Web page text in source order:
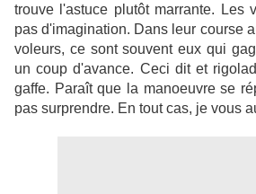
trouve l'astuce plutôt marrante. Les
pas d'imagination. Dans leur course
voleurs, ce sont souvent eux qui
un coup d'avance. Ceci dit et
gaffe. Paraît que la manoeuvre se
pas surprendre. En tout cas, je vous